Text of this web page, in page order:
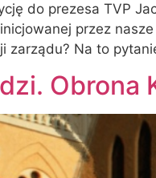
do prezesa TVP
przez
zarządu? Na to
Obrona